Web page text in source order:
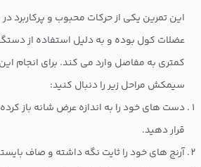
این تمرین یکی از حرکات محبوب و پرکاربرد
عضلات کول بوده و به دلیل استفاده از
کمتری به مفاصل وارد می کند. برای انجام
سیمکش مراحل زیر را دنبال کنید:
دست های خود را به اندازه عرض شانه باز
قرار دهید.
آرنج های خود را ثایت نگه داشته و صاف